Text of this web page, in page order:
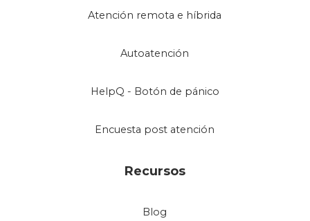
Atención remota e híbrida
Autoatención
HelpQ - Botón de pánico
Encuesta post atención
Recursos
Blog